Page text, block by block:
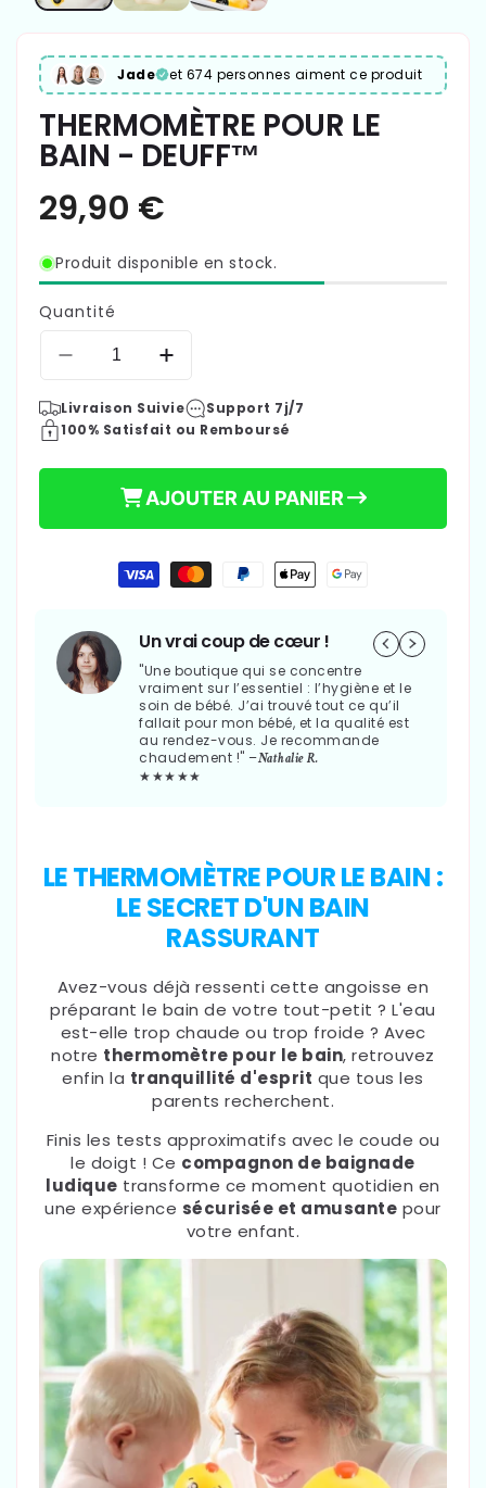
Jade et 674 personnes aiment ce produit
THERMOMÈTRE POUR LE
BAIN - DEUFF™
habituel
29,90 €
Produit disponible en stock.
Quantité
Réduire
quantité
de
BAIN
DEUFF™
Augmenter
quantité
de
LE
BAIN
DEUFF™
Livraison Suivie
Support 7j/7
100% Satisfait ou Remboursé
AJOUTER AU PANIER
Un vrai coup de cœur !
"Une boutique qui se concentre
vraiment sur l’essentiel : l’hygiène et le
soin de bébé. J’ai trouvé tout ce qu’il
fallait pour mon bébé, et la qualité est
au rendez-vous. Je recommande
chaudement !" –Nathalie R.
★★★★★
LE THERMOMÈTRE POUR LE BAIN :
LE SECRET D'UN BAIN
RASSURANT
Avez-vous déjà ressenti cette angoisse en
préparant le bain de votre tout-petit ? L'eau
est-elle trop chaude ou trop froide ? Avec
notre thermomètre pour le bain, retrouvez
enfin la tranquillité d'esprit que tous les
parents recherchent.
Finis les tests approximatifs avec le coude ou
le doigt ! Ce compagnon de baignade
ludique transforme ce moment quotidien en
une expérience sécurisée et amusante pour
votre enfant.